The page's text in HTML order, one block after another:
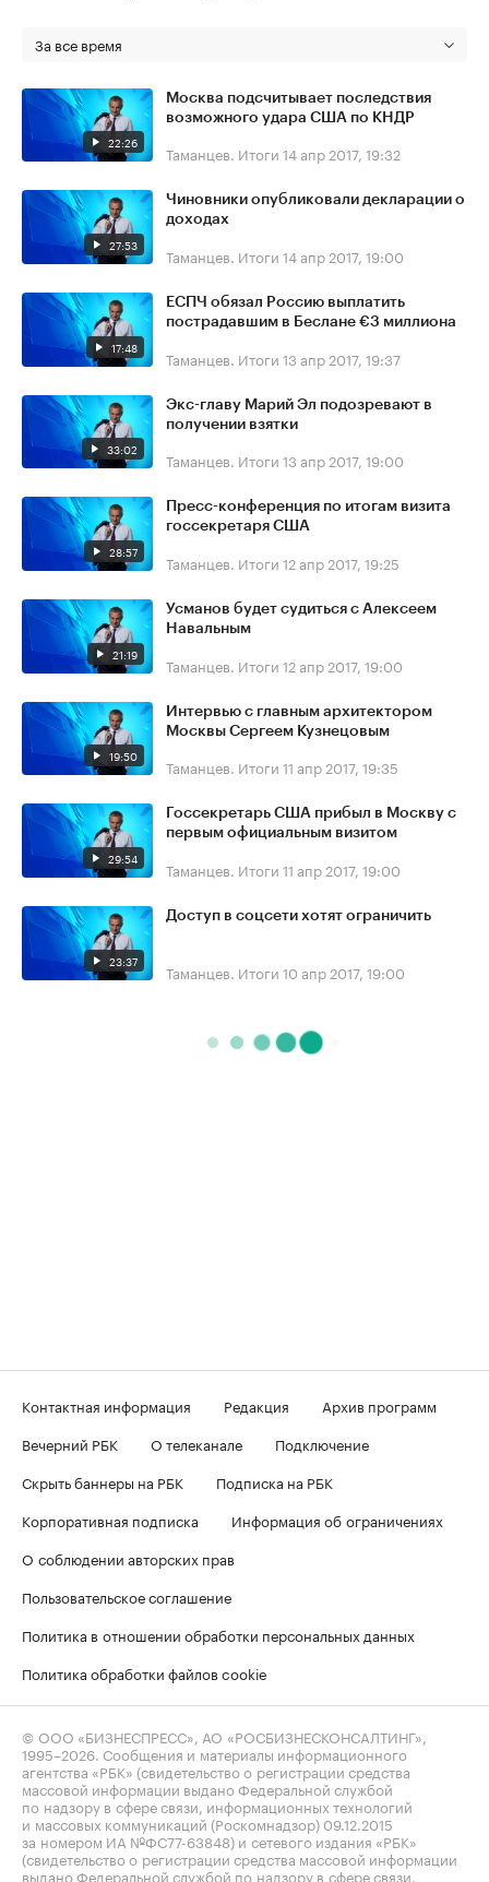
За все время
22:26
Москва подсчитывает последствия
возможного удара США по КНДР
Таманцев. Итоги 14 апр 2017, 19:32
27:53
Чиновники опубликовали декларации о
доходах
Таманцев. Итоги 14 апр 2017, 19:00
17:48
ЕСПЧ обязал Россию выплатить
пострадавшим в Беслане €3 миллиона
Таманцев. Итоги 13 апр 2017, 19:37
33:02
Экс-главу Марий Эл подозревают в
получении взятки
Таманцев. Итоги 13 апр 2017, 19:00
28:57
Пресс-конференция по итогам визита
госсекретаря США
Таманцев. Итоги 12 апр 2017, 19:25
21:19
Усманов будет судиться с Алексеем
Навальным
Таманцев. Итоги 12 апр 2017, 19:00
19:50
Интервью с главным архитектором
Москвы Сергеем Кузнецовым
Таманцев. Итоги 11 апр 2017, 19:35
29:54
Госсекретарь США прибыл в Москву с
первым официальным визитом
Таманцев. Итоги 11 апр 2017, 19:00
23:37
Доступ в соцсети хотят ограничить
Таманцев. Итоги 10 апр 2017, 19:00
Контактная информация Редакция
Архив программ
Вечерний РБК
О телеканале
Подключение
Скрыть баннеры на РБК
Подписка на РБК
Корпоративная подписка
Информация об ограничениях
О соблюдении авторских прав
Пользовательское соглашение
Политика в отношении обработки персональных данных
Политика обработки файлов cookie
© ООО «БИЗНЕСПРЕСС», АО «РОСБИЗНЕСКОНСАЛТИНГ»,
1995–2026 . Сообщения и материалы информационного
агентства «РБК» (свидетельство о регистрации средства
массовой информации выдано Федеральной службой
по надзору в сфере связи, информационных технологий
и массовых коммуникаций (Роскомнадзор) 09.12.2015
за номером ИА №ФС77-63848) и сетевого издания «РБК»
(свидетельство о регистрации средства массовой информации
выдано Федеральной службой по надзору в сфере связи,